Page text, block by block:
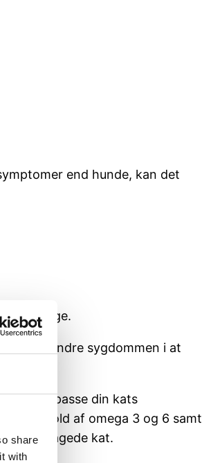
share
with
end hunde, kan det
en dyrlæge.
at hindre sygdommen i at
at tilpasse din kats
indhold af omega 3 og 6 samt
gigtplagede kat.